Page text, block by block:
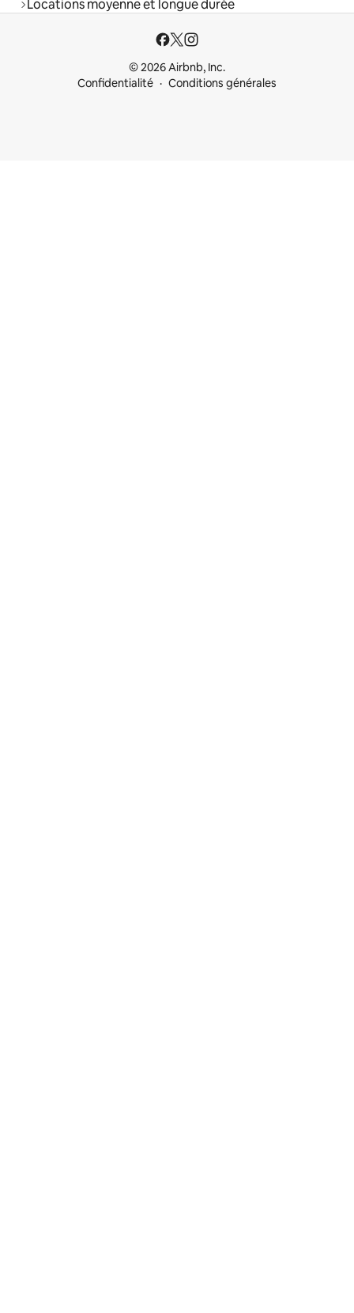
Locations moyenne et longue durée
© 2026 Airbnb, Inc.
Confidentialité
Conditions générales